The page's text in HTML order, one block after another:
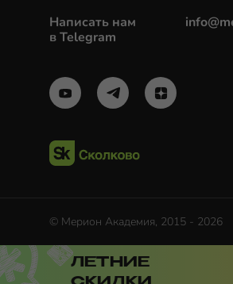
Написать нам
в Telegram
© Мерион Академия, 2015 - 2026
ЛЕТНИЕ